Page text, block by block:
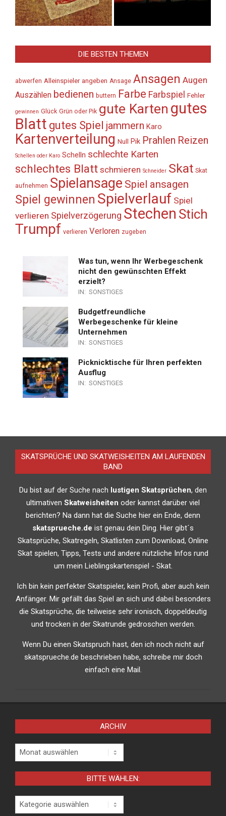
DIE BESTEN THEMEN
abwerfen Alleinspieler angeben Ansage Ansagen Augen
Auszählen bedienen buttern Farbe Farbspiel Fehler
gewinnen Glück Grün oder Pik gute Karten gutes
Blatt gutes Spiel jammern Karo
Kartenverteilung Null Pik Prahlen Reizen
Schellen oder Karo Schelln schlechte Karten
schlechtes Blatt schmieren Schneider Skat Skat
aufnehmen Spielansage Spiel ansagen
Spiel gewinnen Spielverlauf Spiel
verlieren Spielverzögerung Stechen Stich
Trumpf verlieren Verloren zugeben
Was tun, wenn Ihr Werbegeschenk
nicht den gewünschten Effekt
erzielt?
IN: SONSTIGES
Budgetfreundliche
Werbegeschenke für kleine
Unternehmen
IN: SONSTIGES
Picknicktische für Ihren perfekten
Ausflug
IN: SONSTIGES
SKATSPRÜCHE UND SKATWEISHEITEN AM LAUFENDEN
BAND
Du bist auf der Suche nach lustigen Skatsprüchen, den
ultimativen Skatweisheiten oder kannst darüber viel
berichten? Na dann hat die Suche hier ein Ende, denn
skatsprueche.de ist genau dein Ding. Hier gibt´s
Skatsprüche, Skatregeln, Skatlisten zum Download, Online
Skat spielen, Tipps, Tests und andere nützliche Infos rund
um mein Lieblingskartenspiel - Skat.
Ich bin kein perfekter Skatspieler, kein Profi, aber auch kein
Anfänger. Mir gefällt das Spiel an sich und dabei besonders
die Skatsprüche, die teilweise sehr ironisch, doppeldeutig
und trocken in der Skatrunde gedroschen werden.
Wenn Du einen Skatspruch hast, den ich noch nicht auf
skatsprueche.de beschrieben habe, schreibe mir doch
einfach eine Mail.
ARCHIV
Archiv
BITTE WÄHLEN:
Bitte
wählen: